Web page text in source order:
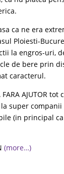
ca ne era
Ploiesti-
la engros-uri,
de bere prin
caracterul.
AJUTOR
super
(in principal
(more…)